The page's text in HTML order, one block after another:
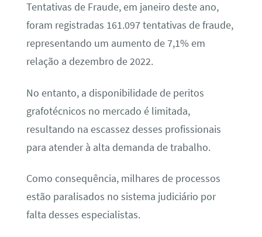
Tentativas de Fraude, em janeiro deste ano,
foram registradas 161.097 tentativas de fraude,
representando um aumento de 7,1% em
relação a dezembro de 2022.
No entanto, a disponibilidade de peritos
grafotécnicos no mercado é limitada,
resultando na escassez desses profissionais
para atender à alta demanda de trabalho.
Como consequência, milhares de processos
estão paralisados no sistema judiciário por
falta desses especialistas.